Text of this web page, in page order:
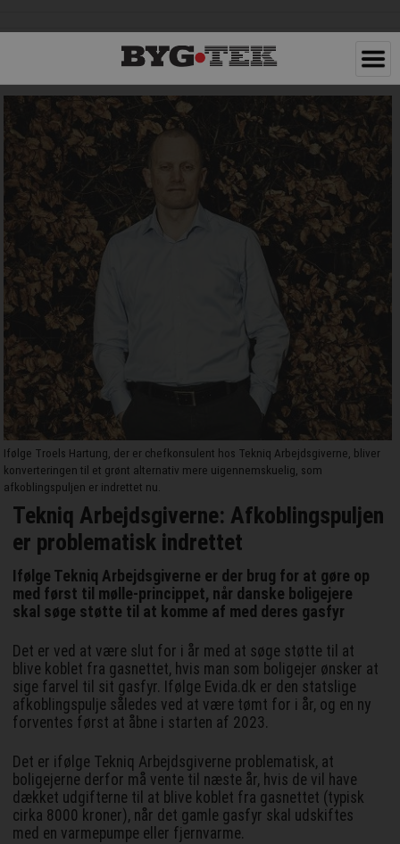
Ifølge Troels Hartung, der er chefkonsulent hos Tekniq Arbejdsgiverne, bliver
konverteringen til et grønt alternativ mere uigennemskuelig, som
afkoblingspuljen er indrettet nu.
Tekniq Arbejdsgiverne: Afkoblingspuljen
er problematisk indrettet
Ifølge Tekniq Arbejdsgiverne er der brug for at gøre op
med først til mølle-princippet, når danske boligejere
skal søge støtte til at komme af med deres gasfyr
Det er ved at være slut for i år med at søge støtte til at
blive koblet fra gasnettet, hvis man som boligejer ønsker at
sige farvel til sit gasfyr. Ifølge Evida.dk er den statslige
afkoblingspulje således ved at være tømt for i år, og en ny
forventes først at åbne i starten af 2023.
Det er ifølge Tekniq Arbejdsgiverne problematisk, at
boligejerne derfor må vente til næste år, hvis de vil have
dækket udgifterne til at blive koblet fra gasnettet (typisk
cirka 8000 kroner), når det gamle gasfyr skal udskiftes
med en varmepumpe eller fjernvarme.